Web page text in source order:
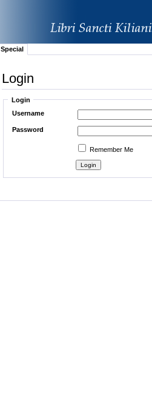
Special
Login
Login
Username
Password
Remember Me